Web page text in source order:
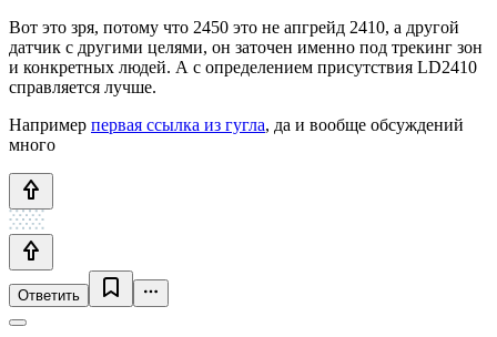
Вот это зря, потому что 2450 это не апгрейд 2410, а другой
датчик с другими целями, он заточен именно под трекинг зон
и конкретных людей. А с определением присутствия LD2410
справляется лучше.
Например первая ссылка из гугла, да и вообще обсуждений
много
Ответить